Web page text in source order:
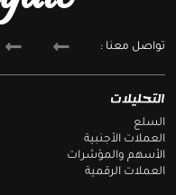
التحليلات
السلع
العملات الأجنبية
الأسهم والمؤشرات
العملات الرقمية
تواصل معنا :